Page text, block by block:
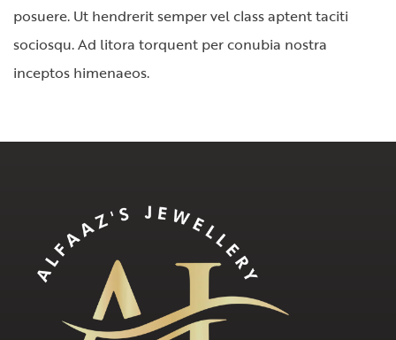
posuere. Ut hendrerit semper vel class aptent taciti
sociosqu. Ad litora torquent per conubia nostra
inceptos himenaeos.